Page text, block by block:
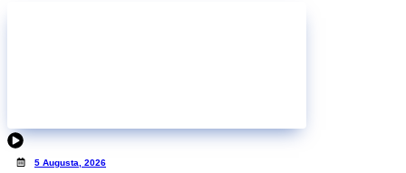
5 Augusta, 2026